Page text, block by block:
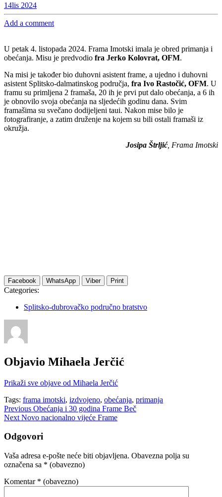
14lis 2024
Add a comment
U petak 4. listopada 2024. Frama Imotski imala je obred primanja i
obećanja. Misu je predvodio fra Jerko Kolovrat, OFM.
Na misi je također bio duhovni asistent frame, a ujedno i duhovni
asistent Splitsko-dalmatinskog područja, fra Ivo Rastočić, OFM. U
framu su primljena 2 framaša, 20 ih je prvi put dalo obećanja, a 6 ih
je obnovilo svoja obećanja na sljedećih godinu dana. Svim
framašima su svečano dodijeljeni taui. Nakon mise bilo je
fotografiranje, a zatim druženje na kojem su bili ostali framaši iz
okružja.
Josipa Štrljić, Frama Imotski
Facebook WhatsApp Viber Print
Categories:
Splitsko-dubrovačko područno bratstvo
Objavio Mihaela Jerčić
Prikaži sve objave od Mihaela Jerčić
Tags: frama imotski, izdvojeno, obećanja, primanja
Navigacija
objava
Previous Obećanja i 30 godina Frame Beč
Next Novo nacionalno vijeće Frame
Odgovori
Vaša adresa e-pošte neće biti objavljena. Obavezna polja su
označena sa * (obavezno)
Komentar * (obavezno)